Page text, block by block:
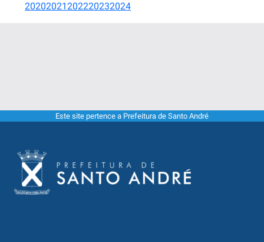
20202021202220232024
Este site pertence a Prefeitura de Santo André